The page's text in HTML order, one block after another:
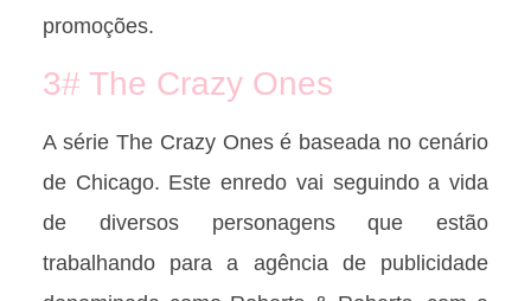
promoções.
3# The Crazy Ones
A série The Crazy Ones é baseada no cenário
de Chicago. Este enredo vai seguindo a vida
de diversos personagens que estão
trabalhando para a agência de publicidade